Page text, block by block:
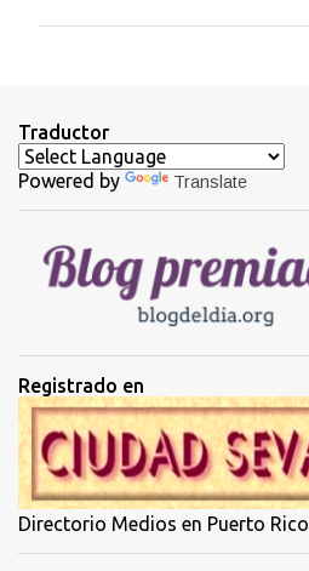
a
r
o
s
Traductor
Powered by Translate
Registrado en
Directorio Medios en Puerto Rico